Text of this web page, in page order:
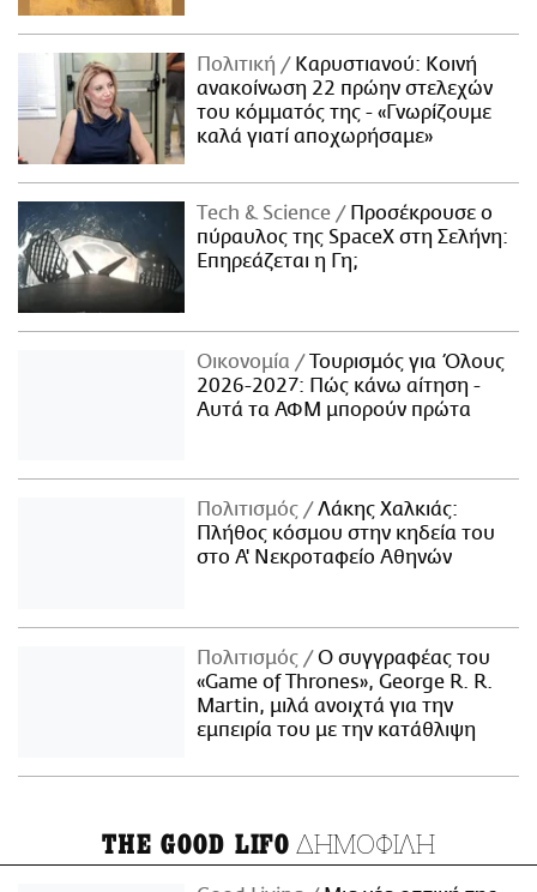
Πολιτική
Καρυστιανού: Κοινή
ανακοίνωση 22 πρώην στελεχών
του κόμματός της - «Γνωρίζουμε
καλά γιατί αποχωρήσαμε»
Τech & Science
Προσέκρουσε ο
πύραυλος της SpaceX στη Σελήνη:
Επηρεάζεται η Γη;
Οικονομία
Τουρισμός για Όλους
2026-2027: Πώς κάνω αίτηση -
Αυτά τα ΑΦΜ μπορούν πρώτα
Πολιτισμός
Λάκης Χαλκιάς:
Πλήθος κόσμου στην κηδεία του
στο Α' Νεκροταφείο Αθηνών
Πολιτισμός
Ο συγγραφέας του
«Game of Thrones», George R. R.
Martin, μιλά ανοιχτά για την
εμπειρία του με την κατάθλιψη
THE GOOD LIFO ΔΗΜΟΦΙΛΗ